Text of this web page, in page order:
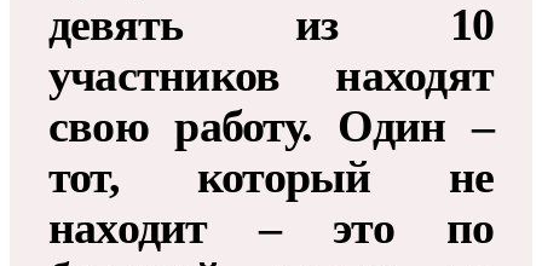
девять из 10
участников находят
свою работу. Один –
тот, который не
находит – это по